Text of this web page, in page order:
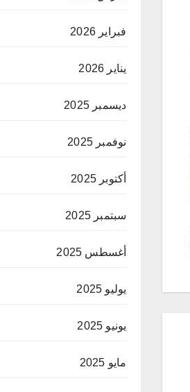
فبراير 2026
يناير 2026
ديسمبر 2025
نوفمبر 2025
أكتوبر 2025
سبتمبر 2025
أغسطس 2025
يوليو 2025
يونيو 2025
مايو 2025